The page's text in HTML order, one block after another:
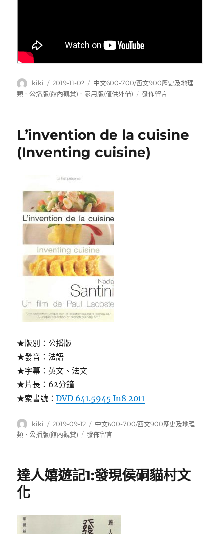
作
者
kiki
發
佈
2019-11-02
分
類
中文600-700/西文900歷史及地理
類 、公播版(館內觀賞) 、 家用版(僅供外借)
在
龍
法
發佈留言
L’invention de la cuisine
(Inventing cuisine)
★版別：公播版
★發音：法語
★字幕：英文、法文
★片長：62分鐘
★索書號：DVD 641.5945 In8 2011
作
者
kiki
發
佈
2019-09-12
分
類
中文600-700/西文900歷史及地理
類 、公播版(館內觀賞)
在
cuisine
發佈留言
達人嬉遊記1:發現侯硐貓村文
化